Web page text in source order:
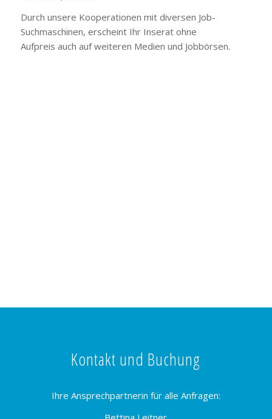
Durch unsere Kooperationen mit diversen Job-
Suchmaschinen, erscheint Ihr Inserat ohne
Aufpreis auch auf weiteren Medien und Jobbörsen.
Kontakt und Buchung
Ihre Ansprechpartnerin für alle Anfragen: